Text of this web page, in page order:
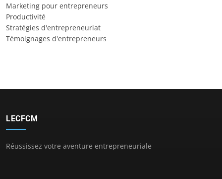
Marketing pour entrepreneurs
Productivité
Stratégies d'entrepreneuriat
Témoignages d'entrepreneurs
LECFCM
Réussissez votre aventure entrepreneuriale